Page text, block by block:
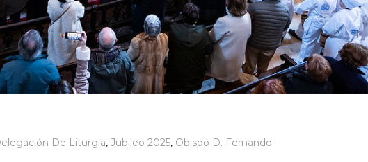
De Liturgia, Jubileo 2025, Obispo D. Fernando